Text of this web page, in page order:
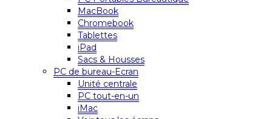
MacBook
Chromebook
Tablettes
iPad
Sacs & Housses
PC de bureau-Ecran
Unité centrale
PC tout-en-un
iMac